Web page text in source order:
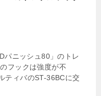
パニッシュ80」のトレ
フックは強度が不
ティバのST-36BCに交